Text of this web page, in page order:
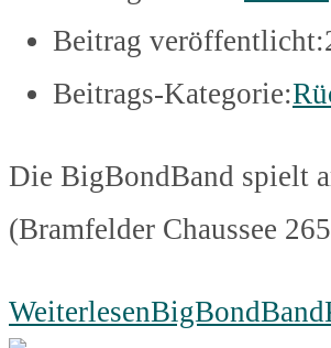
Beitrag veröffentlicht:
Beitrags-Kategorie:
Die BigBondBand spielt
(Bramfelder Chaussee
Weiterlesen